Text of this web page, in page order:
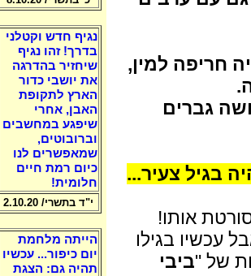
חריפה למין,
גברים
אותו!
עכשיו בגילו
של "ביבי
נגיף חדש וקטלני
בדרך! זהו נגיף
שיחזיר בהדרגה
את יושבי כדור
הארץ לתקופת
האבן, אחרי
שיפגע במחשבים
וברובוטים,
שמאפשרים לנו
כיום רמת חיים
חלומית!
י"ד בתשרי/ 2.10.20
הייתה מלחמת
יום כיפור... עכשיו
תהיה גם: הצגת